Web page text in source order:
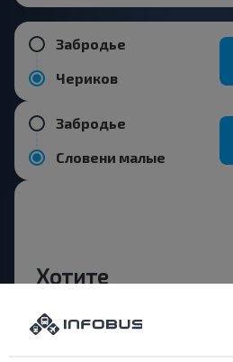
Забродье
Чериков
Забродье
Словени малые
Хотите
дешевле?